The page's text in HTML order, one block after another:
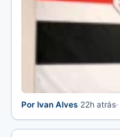
Por Ivan Alves·22h atrás